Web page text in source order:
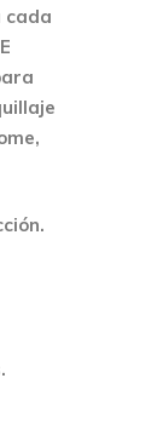
cada